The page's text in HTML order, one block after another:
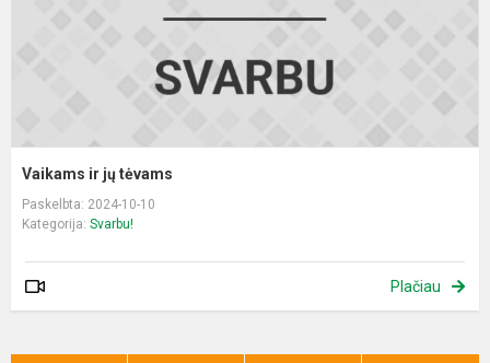
Vaikams ir jų tėvams
Paskelbta: 2024-10-10
Kategorija: Svarbu!
Plačiau